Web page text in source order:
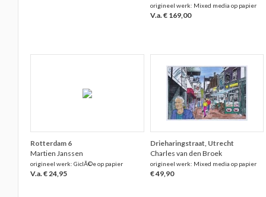
origineel werk: Mixed media op papier
V.a. € 169,00
Rotterdam 6
Martien Janssen
origineel werk: GiclÃ©e op papier
V.a. € 24,95
Drieharingstraat, Utrecht
Charles van den Broek
origineel werk: Mixed media op papier
€ 49,90